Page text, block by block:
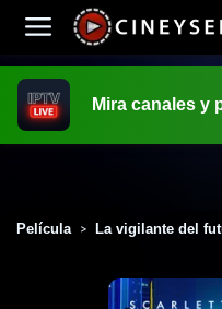
Mira canales y
Película > La vigilante del